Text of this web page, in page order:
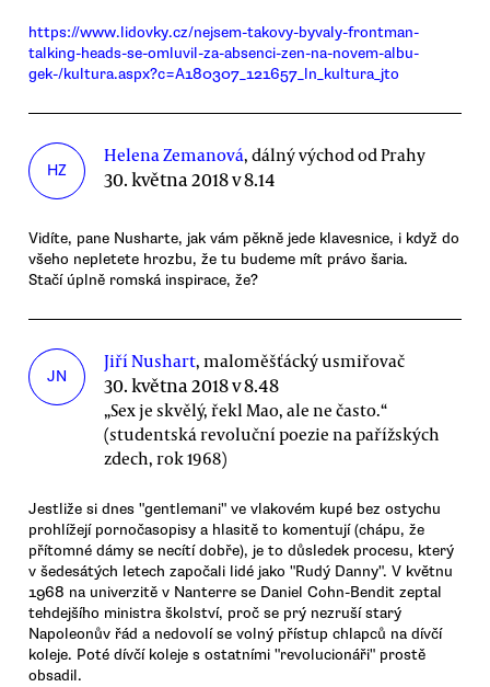
https://www.lidovky.cz/nejsem-takovy-byvaly-frontman-
talking-heads-se-omluvil-za-absenci-zen-na-novem-albu-
gek-/kultura.aspx?c=A180307_121657_ln_kultura_jto
HZ
Helena Zemanová, dálný východ od Prahy
30. května 2018 v 8.14
Vidíte, pane Nusharte, jak vám pěkně jede klavesnice, i když do
všeho nepletete hrozbu, že tu budeme mít právo šaria.
Stačí úplně romská inspirace, že?
JN
Jiří Nushart, maloměšťácký usmiřovač
30. května 2018 v 8.48
„Sex je skvělý, řekl Mao, ale ne často.“
(studentská revoluční poezie na pařížských
zdech, rok 1968)
Jestliže si dnes "gentlemani" ve vlakovém kupé bez ostychu
prohlížejí pornočasopisy a hlasitě to komentují (chápu, že
přítomné dámy se necítí dobře), je to důsledek procesu, který
v šedesátých letech započali lidé jako "Rudý Danny". V květnu
1968 na univerzitě v Nanterre se Daniel Cohn-Bendit zeptal
tehdejšího ministra školství, proč se prý nezruší starý
Napoleonův řád a nedovolí se volný přístup chlapců na dívčí
koleje. Poté dívčí koleje s ostatními "revolucionáři" prostě
obsadil.